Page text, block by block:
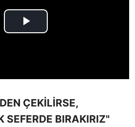
ÇEKİLİRSE,
SEFERDE BIRAKIRIZ"